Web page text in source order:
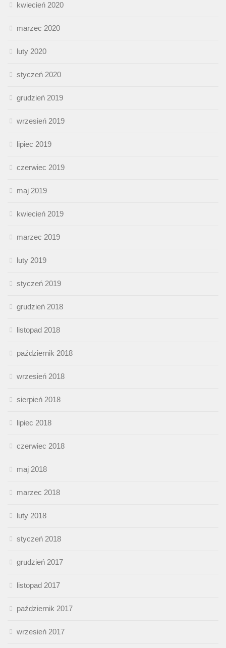
kwiecień 2020
marzec 2020
luty 2020
styczeń 2020
grudzień 2019
wrzesień 2019
lipiec 2019
czerwiec 2019
maj 2019
kwiecień 2019
marzec 2019
luty 2019
styczeń 2019
grudzień 2018
listopad 2018
październik 2018
wrzesień 2018
sierpień 2018
lipiec 2018
czerwiec 2018
maj 2018
marzec 2018
luty 2018
styczeń 2018
grudzień 2017
listopad 2017
październik 2017
wrzesień 2017